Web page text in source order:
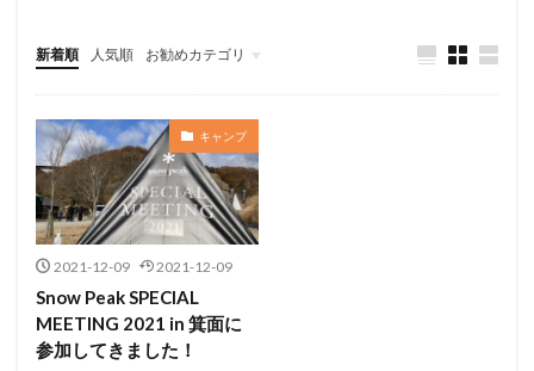
新着順 人気順 お勧めカテゴリ
未分類
キャンプ
2021-12-09 2021-12-09
Snow Peak SPECIAL
MEETING 2021 in 箕面に
参加してきました！